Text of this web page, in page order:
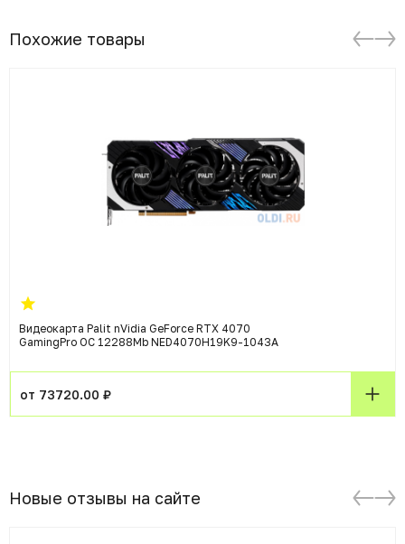
Похожие товары
Видеокарта Palit nVidia GeForce RTX 4070
GamingPro OC 12288Mb NED4070H19K9-1043A
от 73720.00 ₽
Новые отзывы на сайте